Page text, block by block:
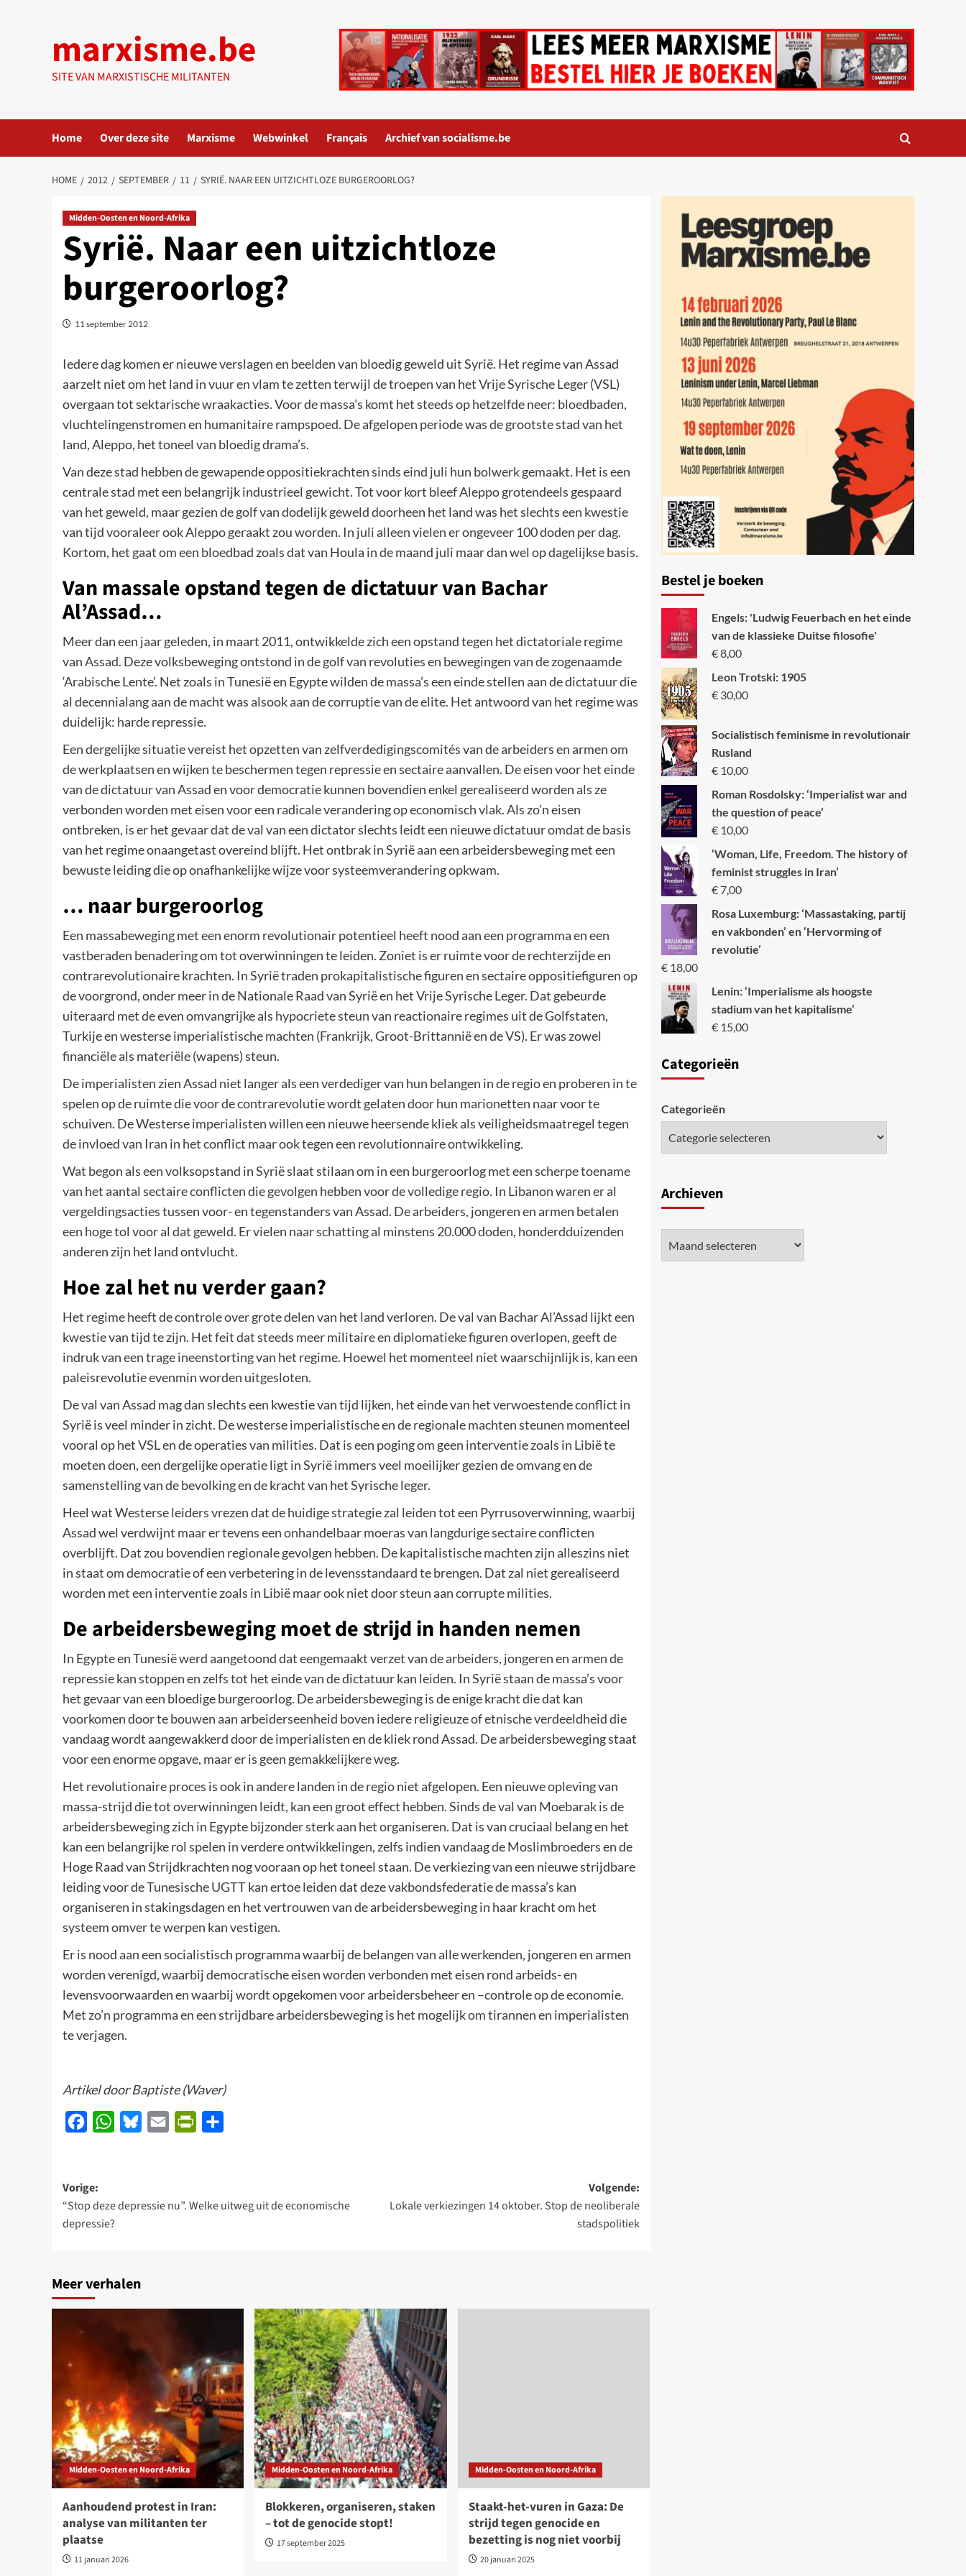
marxisme.be
SITE VAN MARXISTISCHE MILITANTEN
Home Over deze site Marxisme Webwinkel Français Archief van socialisme.be
HOME 2012 SEPTEMBER 11 SYRIË. NAAR EEN UITZICHTLOZE BURGEROORLOG?
Midden-Oosten en Noord-Afrika
Syrië. Naar een uitzichtloze
burgeroorlog?
11 september 2012
Iedere dag komen er nieuwe verslagen en beelden van bloedig geweld uit Syrië. Het regime van Assad
aarzelt niet om het land in vuur en vlam te zetten terwijl de troepen van het Vrije Syrische Leger (VSL)
overgaan tot sektarische wraakacties. Voor de massa’s komt het steeds op hetzelfde neer: bloedbaden,
vluchtelingenstromen en humanitaire rampspoed. De afgelopen periode was de grootste stad van het
land, Aleppo, het toneel van bloedig drama’s.
Van deze stad hebben de gewapende oppositiekrachten sinds eind juli hun bolwerk gemaakt. Het is een
centrale stad met een belangrijk industrieel gewicht. Tot voor kort bleef Aleppo grotendeels gespaard
van het geweld, maar gezien de golf van dodelijk geweld doorheen het land was het slechts een kwestie
van tijd vooraleer ook Aleppo geraakt zou worden. In juli alleen vielen er ongeveer 100 doden per dag.
Kortom, het gaat om een bloedbad zoals dat van Houla in de maand juli maar dan wel op dagelijkse basis.
Van massale opstand tegen de dictatuur van Bachar
Al’Assad…
Meer dan een jaar geleden, in maart 2011, ontwikkelde zich een opstand tegen het dictatoriale regime
van Assad. Deze volksbeweging ontstond in de golf van revoluties en bewegingen van de zogenaamde
‘Arabische Lente’. Net zoals in Tunesië en Egypte wilden de massa’s een einde stellen aan de dictatuur die
al decennialang aan de macht was alsook aan de corruptie van de elite. Het antwoord van het regime was
duidelijk: harde repressie.
Een dergelijke situatie vereist het opzetten van zelfverdedigingscomités van de arbeiders en armen om
de werkplaatsen en wijken te beschermen tegen repressie en sectaire aanvallen. De eisen voor het einde
van de dictatuur van Assad en voor democratie kunnen bovendien enkel gerealiseerd worden als ze
verbonden worden met eisen voor een radicale verandering op economisch vlak. Als zo’n eisen
ontbreken, is er het gevaar dat de val van een dictator slechts leidt een nieuwe dictatuur omdat de basis
van het regime onaangetast overeind blijft. Het ontbrak in Syrië aan een arbeidersbeweging met een
bewuste leiding die op onafhankelijke wijze voor systeemverandering opkwam.
… naar burgeroorlog
Een massabeweging met een enorm revolutionair potentieel heeft nood aan een programma en een
vastberaden benadering om tot overwinningen te leiden. Zoniet is er ruimte voor de rechterzijde en
contrarevolutionaire krachten. In Syrië traden prokapitalistische figuren en sectaire oppositiefiguren op
de voorgrond, onder meer in de Nationale Raad van Syrië en het Vrije Syrische Leger. Dat gebeurde
uiteraard met de even omvangrijke als hypocriete steun van reactionaire regimes uit de Golfstaten,
Turkije en westerse imperialistische machten (Frankrijk, Groot-Brittannië en de VS). Er was zowel
financiële als materiële (wapens) steun.
De imperialisten zien Assad niet langer als een verdediger van hun belangen in de regio en proberen in te
spelen op de ruimte die voor de contrarevolutie wordt gelaten door hun marionetten naar voor te
schuiven. De Westerse imperialisten willen een nieuwe heersende kliek als veiligheidsmaatregel tegen
de invloed van Iran in het conflict maar ook tegen een revolutionnaire ontwikkeling.
Wat begon als een volksopstand in Syrië slaat stilaan om in een burgeroorlog met een scherpe toename
van het aantal sectaire conflicten die gevolgen hebben voor de volledige regio. In Libanon waren er al
vergeldingsacties tussen voor- en tegenstanders van Assad. De arbeiders, jongeren en armen betalen
een hoge tol voor al dat geweld. Er vielen naar schatting al minstens 20.000 doden, honderdduizenden
anderen zijn het land ontvlucht.
Hoe zal het nu verder gaan?
Het regime heeft de controle over grote delen van het land verloren. De val van Bachar Al’Assad lijkt een
kwestie van tijd te zijn. Het feit dat steeds meer militaire en diplomatieke figuren overlopen, geeft de
indruk van een trage ineenstorting van het regime. Hoewel het momenteel niet waarschijnlijk is, kan een
paleisrevolutie evenmin worden uitgesloten.
De val van Assad mag dan slechts een kwestie van tijd lijken, het einde van het verwoestende conflict in
Syrië is veel minder in zicht. De westerse imperialistische en de regionale machten steunen momenteel
vooral op het VSL en de operaties van milities. Dat is een poging om geen interventie zoals in Libië te
moeten doen, een dergelijke operatie ligt in Syrië immers veel moeilijker gezien de omvang en de
samenstelling van de bevolking en de kracht van het Syrische leger.
Heel wat Westerse leiders vrezen dat de huidige strategie zal leiden tot een Pyrrusoverwinning, waarbij
Assad wel verdwijnt maar er tevens een onhandelbaar moeras van langdurige sectaire conflicten
overblijft. Dat zou bovendien regionale gevolgen hebben. De kapitalistische machten zijn alleszins niet
in staat om democratie of een verbetering in de levensstandaard te brengen. Dat zal niet gerealiseerd
worden met een interventie zoals in Libië maar ook niet door steun aan corrupte milities.
De arbeidersbeweging moet de strijd in handen nemen
In Egypte en Tunesië werd aangetoond dat eengemaakt verzet van de arbeiders, jongeren en armen de
repressie kan stoppen en zelfs tot het einde van de dictatuur kan leiden. In Syrië staan de massa’s voor
het gevaar van een bloedige burgeroorlog. De arbeidersbeweging is de enige kracht die dat kan
voorkomen door te bouwen aan arbeiderseenheid boven iedere religieuze of etnische verdeeldheid die
vandaag wordt aangewakkerd door de imperialisten en de kliek rond Assad. De arbeidersbeweging staat
voor een enorme opgave, maar er is geen gemakkelijkere weg.
Het revolutionaire proces is ook in andere landen in de regio niet afgelopen. Een nieuwe opleving van
massa-strijd die tot overwinningen leidt, kan een groot effect hebben. Sinds de val van Moebarak is de
arbeidersbeweging zich in Egypte bijzonder sterk aan het organiseren. Dat is van cruciaal belang en het
kan een belangrijke rol spelen in verdere ontwikkelingen, zelfs indien vandaag de Moslimbroeders en de
Hoge Raad van Strijdkrachten nog vooraan op het toneel staan. De verkiezing van een nieuwe strijdbare
leiding voor de Tunesische UGTT kan ertoe leiden dat deze vakbondsfederatie de massa’s kan
organiseren in stakingsdagen en het vertrouwen van de arbeidersbeweging in haar kracht om het
systeem omver te werpen kan vestigen.
Er is nood aan een socialistisch programma waarbij de belangen van alle werkenden, jongeren en armen
worden verenigd, waarbij democratische eisen worden verbonden met eisen rond arbeids- en
levensvoorwaarden en waarbij wordt opgekomen voor arbeidersbeheer en –controle op de economie.
Met zo’n programma en een strijdbare arbeidersbeweging is het mogelijk om tirannen en imperialisten
te verjagen.
Artikel door Baptiste (Waver)
FacebookWhatsApp
BlueskyEmail PrintFriendly
Bericht
navigatie
Vorige:
“Stop deze depressie nu”. Welke uitweg uit de economische
depressie?
Volgende:
Lokale verkiezingen 14 oktober. Stop de neoliberale
stadspolitiek
Meer verhalen
Midden-Oosten en Noord-Afrika
Aanhoudend protest in Iran:
analyse van militanten ter
plaatse
11 januari 2026
Midden-Oosten en Noord-Afrika
Blokkeren, organiseren, staken
– tot de genocide stopt!
17 september 2025
Midden-Oosten en Noord-Afrika
Staakt-het-vuren in Gaza: De
strijd tegen genocide en
bezetting is nog niet voorbij
20 januari 2025
Bestel je boeken
Engels: 'Ludwig Feuerbach en het einde
van de klassieke Duitse filosofie'
€8,00
Leon Trotski: 1905
€30,00
Socialistisch feminisme in revolutionair
Rusland
€10,00
Roman Rosdolsky: ‘Imperialist war and
the question of peace’
€10,00
‘Woman, Life, Freedom. The history of
feminist struggles in Iran’
€7,00
Rosa Luxemburg: ‘Massastaking, partij
en vakbonden’ en ‘Hervorming of
revolutie’
€18,00
Lenin: ‘Imperialisme als hoogste
stadium van het kapitalisme’
€15,00
Categorieën
Categorieën
Archieven